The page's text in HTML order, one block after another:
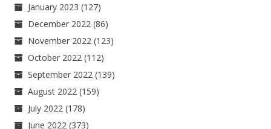
January 2023 (127)
December 2022 (86)
November 2022 (123)
October 2022 (112)
September 2022 (139)
August 2022 (159)
July 2022 (178)
June 2022 (373)